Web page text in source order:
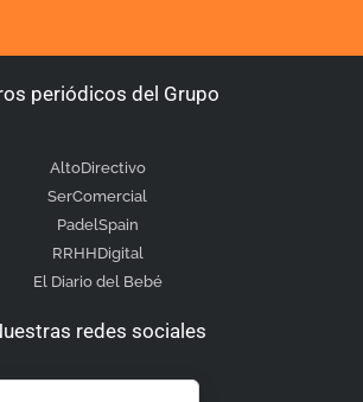
periódicos del Grupo
AltoDirectivo
SerComercial
PadelSpain
RRHHDigital
El Diario del Bebé
redes sociales